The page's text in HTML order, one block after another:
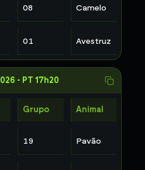
08 Camelo
01 Avestruz
- PT 17h20
Grupo Animal
19 Pavão